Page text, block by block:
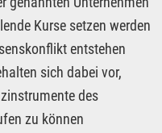
Kurse setzen werden
entstehen
sich dabei vor,
des
zu können